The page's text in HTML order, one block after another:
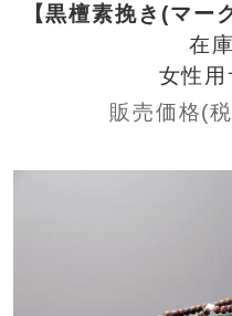
【黒檀素挽き(マ
在
女性
販売価格(